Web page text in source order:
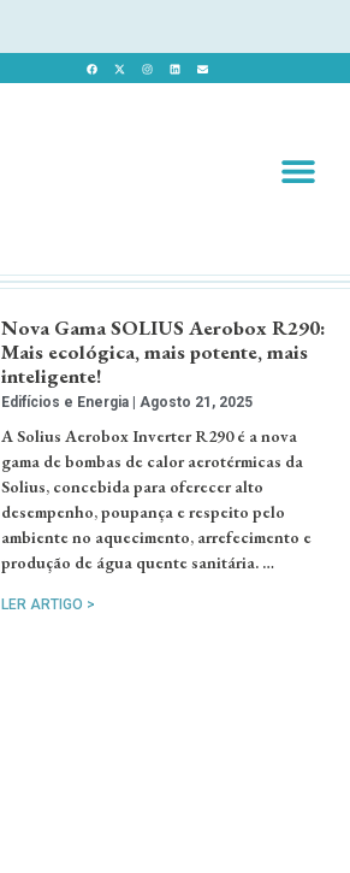
Nova Gama SOLIUS Aerobox R290:
Mais ecológica, mais potente, mais
inteligente!
Edifícios e Energia Agosto 21, 2025
A Solius Aerobox Inverter R290 é a nova
gama de bombas de calor aerotérmicas da
Solius, concebida para oferecer alto
desempenho, poupança e respeito pelo
ambiente no aquecimento, arrefecimento e
produção de água quente sanitária. …
LER ARTIGO >